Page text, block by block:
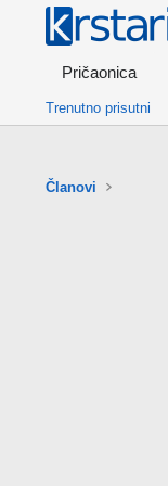
Pričaonica
Trenutno prisutni
Članovi